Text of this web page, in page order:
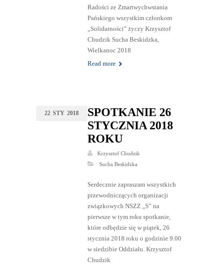
Radości ze Zmartwychwstania
Pańskiego wszystkim członkom
„Solidarności” życzy Krzysztof
Chudzik Sucha Beskidzka,
Wielkanoc 2018
Read more
22 STY 2018
SPOTKANIE 26
STYCZNIA 2018
ROKU
Krzysztof Chudzik
Sucha Beskidzka
Serdecznie zapraszam wszystkich
przewodniczących organizacji
związkowych NSZZ „S” na
pierwsze w tym roku spotkanie,
które odbędzie się w piątek, 26
stycznia 2018 roku o godzinie 9.00
w siedzibie Oddziału. Krzysztof
Chudzik